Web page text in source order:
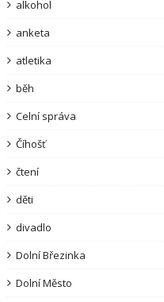
alkohol
anketa
atletika
běh
Celní správa
Číhošť
čtení
děti
divadlo
Dolní Březinka
Dolní Město